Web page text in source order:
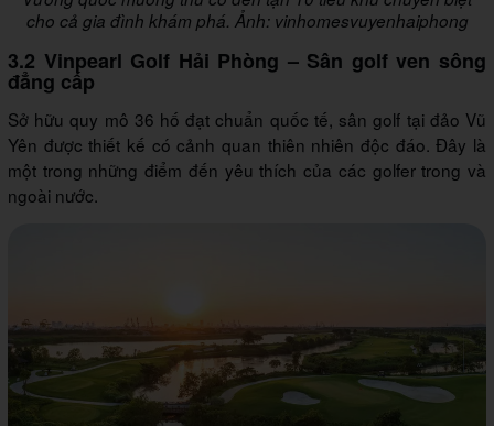
cho cả gia đình khám phá. Ảnh: vinhomesvuyenhaiphong
3.2 Vinpearl Golf Hải Phòng – Sân golf ven sông
đẳng cấp
Sở hữu quy mô 36 hố đạt chuẩn quốc tế, sân golf tại đảo Vũ
Yên được thiết kế có cảnh quan thiên nhiên độc đáo. Đây là
một trong những điểm đến yêu thích của các golfer trong và
ngoài nước.